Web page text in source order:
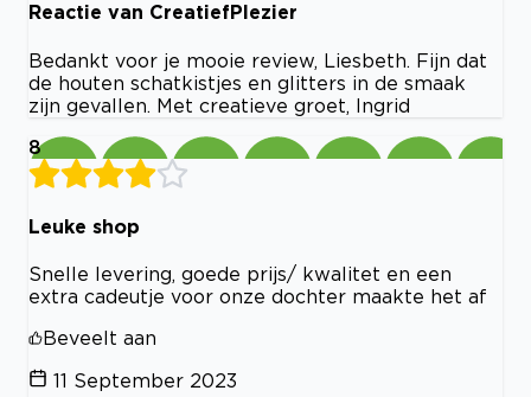
Reactie van CreatiefPlezier
Bedankt voor je mooie review, Liesbeth. Fijn dat
de houten schatkistjes en glitters in de smaak
zijn gevallen. Met creatieve groet, Ingrid
8
Leuke shop
Snelle levering, goede prijs/ kwalitet en een
extra cadeutje voor onze dochter maakte het af
Beveelt aan
11 September 2023